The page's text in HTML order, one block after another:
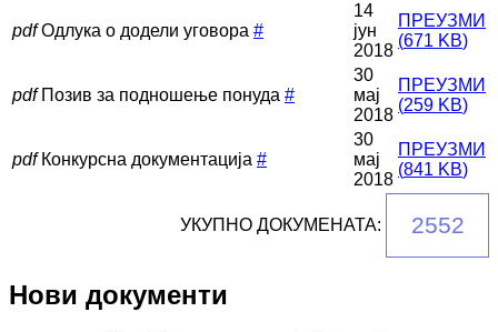
pdf Одлука о додели уговора #
14
јун
2018
ПРЕУЗМИ
(671 KB)
pdf Позив за подношење понуда #
30
мај
2018
ПРЕУЗМИ
(259 KB)
pdf Конкурсна документација #
30
мај
2018
ПРЕУЗМИ
(841 KB)
УКУПНО ДОКУМЕНАТА: 2552
Нови документи